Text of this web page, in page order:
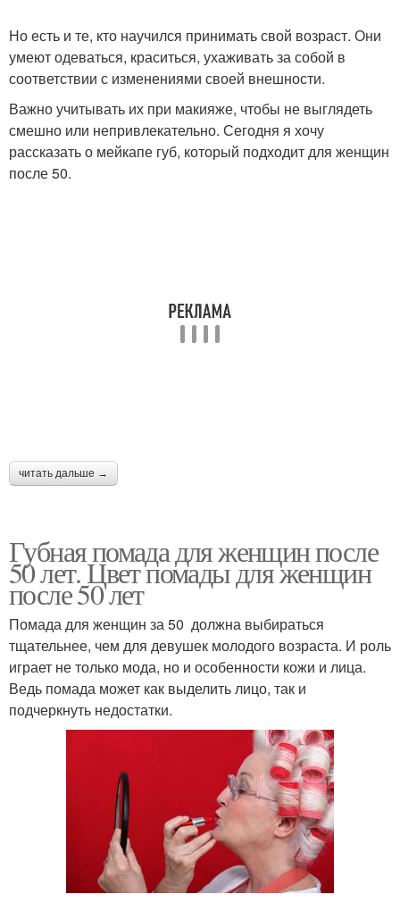
Но есть и те, кто научился принимать свой возраст. Они
умеют одеваться, краситься, ухаживать за собой в
соответствии с изменениями своей внешности.
Важно учитывать их при макияже, чтобы не выглядеть
смешно или непривлекательно. Сегодня я хочу
рассказать о мейкапе губ, который подходит для женщин
после 50.
читать дальше →
Губная помада для женщин после
50 лет. Цвет помады для женщин
после 50 лет
Помада для женщин за 50 должна выбираться
тщательнее, чем для девушек молодого возраста. И роль
играет не только мода, но и особенности кожи и лица.
Ведь помада может как выделить лицо, так и
подчеркнуть недостатки.